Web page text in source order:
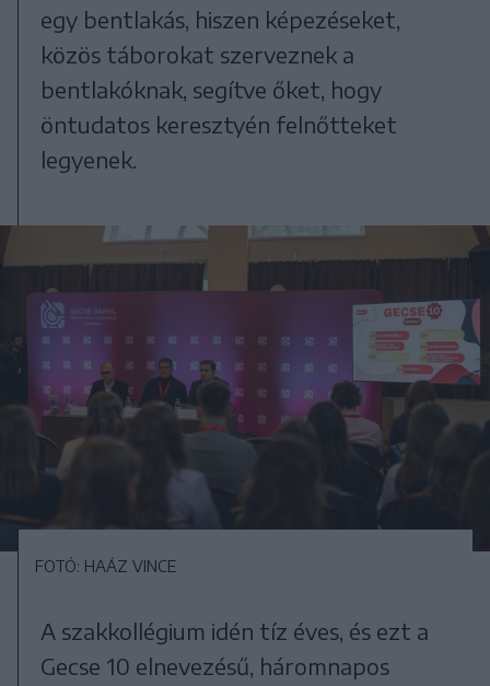
egy bentlakás, hiszen képezéseket,
közös táborokat szerveznek a
bentlakóknak, segítve őket, hogy
öntudatos keresztyén felnőtteket
legyenek.
FOTÓ: HAÁZ VINCE
A szakkollégium idén tíz éves, és ezt a
Gecse 10 elnevezésű, háromnapos